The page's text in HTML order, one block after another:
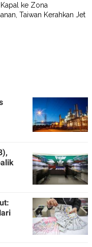
ke Zona
Taiwan Kerahkan Jet